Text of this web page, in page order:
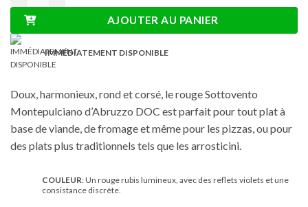
AJOUTER AU PANIER
IMMÉDIATEMENT DISPONIBLE
Doux, harmonieux, rond et corsé, le rouge Sottovento
Montepulciano d’Abruzzo DOC est parfait pour tout plat à
base de viande, de fromage et même pour les pizzas, ou pour
des plats plus traditionnels tels que les arrosticini.
COULEUR: Un rouge rubis lumineux, avec des reflets violets et une
consistance discrète.